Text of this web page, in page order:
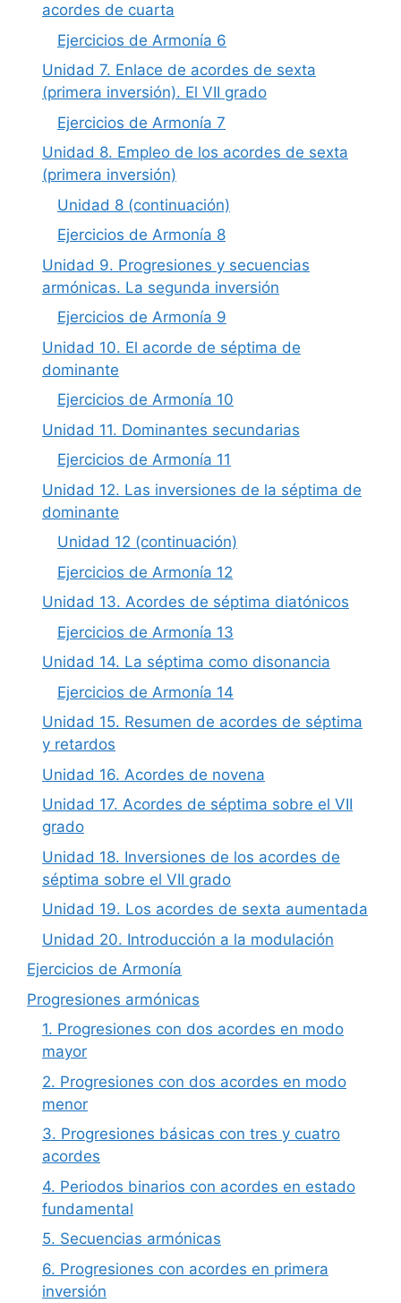
acordes de cuarta
Ejercicios de Armonía 6
Unidad 7. Enlace de acordes de sexta
(primera inversión). El VII grado
Ejercicios de Armonía 7
Unidad 8. Empleo de los acordes de sexta
(primera inversión)
Unidad 8 (continuación)
Ejercicios de Armonía 8
Unidad 9. Progresiones y secuencias
armónicas. La segunda inversión
Ejercicios de Armonía 9
Unidad 10. El acorde de séptima de
dominante
Ejercicios de Armonía 10
Unidad 11. Dominantes secundarias
Ejercicios de Armonía 11
Unidad 12. Las inversiones de la séptima de
dominante
Unidad 12 (continuación)
Ejercicios de Armonía 12
Unidad 13. Acordes de séptima diatónicos
Ejercicios de Armonía 13
Unidad 14. La séptima como disonancia
Ejercicios de Armonía 14
Unidad 15. Resumen de acordes de séptima
y retardos
Unidad 16. Acordes de novena
Unidad 17. Acordes de séptima sobre el VII
grado
Unidad 18. Inversiones de los acordes de
séptima sobre el VII grado
Unidad 19. Los acordes de sexta aumentada
Unidad 20. Introducción a la modulación
Ejercicios de Armonía
Progresiones armónicas
1. Progresiones con dos acordes en modo
mayor
2. Progresiones con dos acordes en modo
menor
3. Progresiones básicas con tres y cuatro
acordes
4. Periodos binarios con acordes en estado
fundamental
5. Secuencias armónicas
6. Progresiones con acordes en primera
inversión